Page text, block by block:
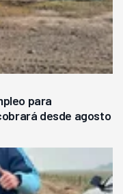
para
desde agosto